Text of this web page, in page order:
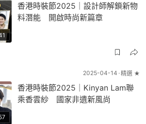
香港時裝節2025｜設計師解鎖新物
料潛能 開啟時尚新篇章
2025-04-14 精選 ★
香港時裝節2025｜Kinyan Lam聯
乘香雲紗 國家非遺新風尚